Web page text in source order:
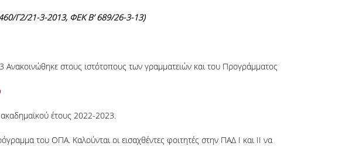
Γ2/21-3-2013, ΦΕΚ Β’ 689/26-3-13)
στους ιστότοπους των γραμματειών και του Προγράμματος
ακαδημαϊκού έτους 2022-2023.
του ΟΠΑ. Καλούνται οι εισαχθέντες φοιτητές στην ΠΑΔ Ι και ΙΙ να